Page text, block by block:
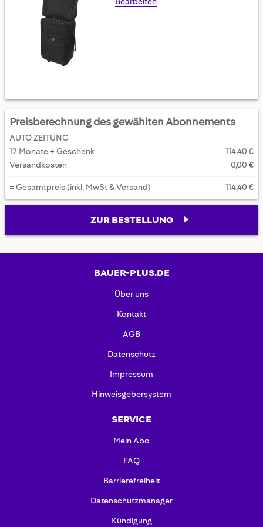
Preisberechnung des gewählten Abonnements
AUTO ZEITUNG
12 Monate + Geschenk
114,40 €
Versandkosten
0,00 €
= Gesamtpreis (inkl. MwSt & Versand) 114,40 €
ZUR BESTELLUNG
BAUER-PLUS.DE
Über uns
Kontakt
AGB
Datenschutz
Impressum
Hinweisgebersystem
SERVICE
Mein Abo
FAQ
Barrierefreiheit
Datenschutzmanager
Kündigung